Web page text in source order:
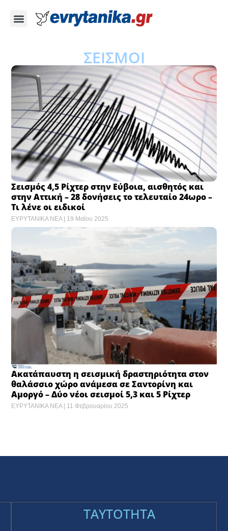
ΣΕΙΣΜΟΙ
Σεισμός 4,5 Ρίχτερ στην Εύβοια, αισθητός και
στην Αττική – 28 δονήσεις το τελευταίο 24ωρο –
Τι λένε οι ειδικοί
ΕΥΡΥΤΑΝΙΚΑ ΝΕΑ 19 Μαΐου 2025
Ακατάπαυστη η σεισμική δραστηριότητα στον
θαλάσσιο χώρο ανάμεσα σε Σαντορίνη και
Αμοργό – Δύο νέοι σεισμοί 5,3 και 5 Ρίχτερ
ΕΥΡΥΤΑΝΙΚΑ ΝΕΑ 11 Φεβρουαρίου 2025
TAYTOTHTA